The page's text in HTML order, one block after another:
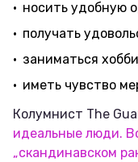
носить удобную
получать
заниматься
иметь чувство
Колумнист The
идеальные люди.
„скандинавском